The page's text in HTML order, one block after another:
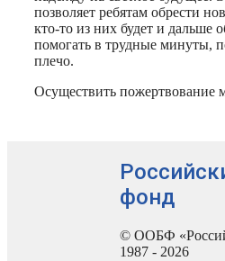
позволяет ребятам обрести
кто-то из них будет и дальше
помогать в трудные минуты,
плечо.
Осуществить пожертвование
фонд
© ООБФ
1987 - 2026